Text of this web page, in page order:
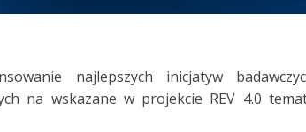
najlepszych inicjatyw
na wskazane w projekcie REV 4.0